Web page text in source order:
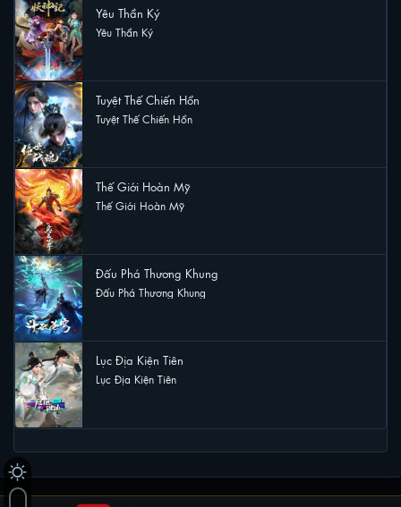
Yêu Thần Ký
Yêu Thần Ký
Tuyệt Thế Chiến Hồn
Tuyệt Thế Chiến Hồn
Thế Giới Hoàn Mỹ
Thế Giới Hoàn Mỹ
Đấu Phá Thương Khung
Đấu Phá Thương Khung
Lục Địa Kiện Tiên
Lục Địa Kiện Tiên